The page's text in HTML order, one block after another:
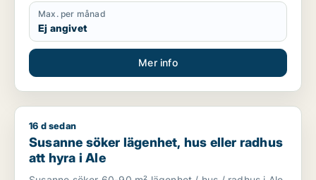
Max. per månad
Ej angivet
Mer info
Susanne söker lägenhet, hus eller radhus att hyra i Ale
16 d sedan
Susanne söker lägenhet, hus eller radhus
att hyra i Ale